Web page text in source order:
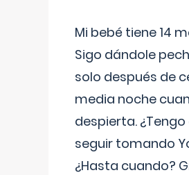
Mi bebé tiene 14
Sigo dándole
solo después de
media noche
despierta. ¿Tengo
seguir tomando
¿Hasta cuando?